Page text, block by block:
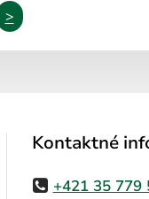
>
Kontaktné
+421 35 779